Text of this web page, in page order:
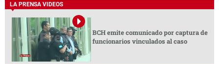
LA PRENSA VIDEOS
BCH emite comunicado por captura de
funcionarios vinculados al caso